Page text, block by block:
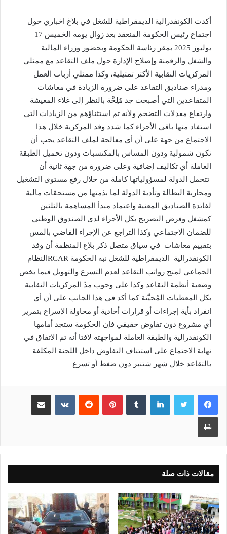
أكدت الكونفدرالية الديمقراطية للشغل في بلاغ اخباري حول
اجتماع رئيس الحكومة المنعقد بعد زوال يومه الخميس 17
يوليوز 2025 بمقر رئاسة الحكومة وبحضور وزراء المالية
والشغل والرقمنة وإصلاح الإدارة حول ملف التقاعد مع ممثلي
المركزيات النقابية الأكثر تمثيلية، وكذا ممثلي أرباب العمل
ومدراء صناديق التقاعد على ضرورة الزيادة في معاشات
المتقاعدين التي أصبحت جد مُلِحَّة بالنظر إلى غلاء المعيشة
وارتفاع معدلات التضخم ولأنه تم استثناؤهم من الزيادات التي
استفاد منها باقي الأجراء كما شدد وفد المركزية خلال هذا
الاجتماع من جهة على أن أي معالجة لملف التقاعد يجب أن
تكون شمولية ودون المساس بالمكتسبات ودون تحميل الطبقة
العاملة أي تكاليف إضافية وعلى ضرورة من جهة ثانية أن
تتحمل الدولة لمسؤولياتها كاملة من خلال رفع مستوى التشغيل
ومحاربة البطالة وتأدية الدولة لما بذمتها من مستحقات مالية
لفائدة الصناديق المعنية واعتماد مبدأ المساهمة بالثلثين
كمشغل وفرض التصريح بكل الأجراء لدى الصندوق الوطني
للضمان الاجتماعي وكذا التراجع عن الإجراء القاضي بالمس
بتقييم معاشات في سياق متصل ذكر بلاغ المنظمة أن وفد
الكونفدرالية الديمقراطية للشغل نبه الحكومة RCARالنظام
الجماعي لمنح رواتب التقاعد لعدم التسرع والتهويل فيما يخص
وضعية أنظمة التقاعد وكذا على وجوب مدّ المركزيات النقابية
بكل المعطيات المُحيَّنة كما أكد في هذا الجانب على أن أي
انفراد بأية إجراءات أو قرارات أحادية أو محاولة الإسراع بتمرير
أي مشروع دون تفاوض حقيقي فإن الحكومة ستجد أمامها
الكونفدرالية والطبقة العاملة لمواجهته لافتا أنه تم الاتفاق في
نهاية الاجتماع على استئناف التفاوض داخل اللجنة المكلفة
بالتقاعد خلال شهر شتنبر دون ضغط أو تسرع
لينكدإن بينتيريست مشاركة عبر البريد
طباعة
مقالات ذات صلة